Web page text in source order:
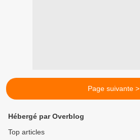
Page suivante >
Hébergé par Overblog
Top articles